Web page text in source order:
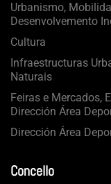
Urbanismo,
Desenvolvemento
Cultura
Infraestructuras
Naturais
Feiras e Mercados,
Dirección Área
Dirección Área
Concello